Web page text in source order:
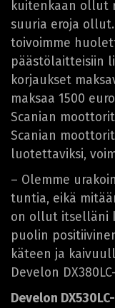
kuitenkaan ollut
suuria eroja
toivoimme
päästölaitteisiin
korjaukset
maksaa 1500
Scanian
Scanian
luotettaviksi,
– Olemme
tuntia, eikä
on ollut itselläni
puolin
käteen ja
Develon
Develon